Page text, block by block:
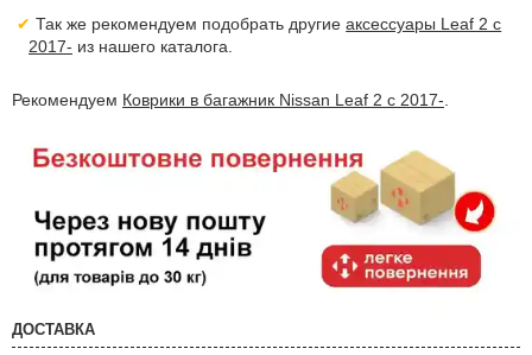
Так же рекомендуем подобрать другиеаксессуары Leaf 2 с
2017- из нашего каталога.
Рекомендуем Коврики в багажник Nissan Leaf 2 с 2017-
ДОСТАВКА